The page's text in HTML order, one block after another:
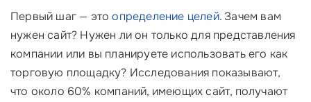
Первый шаг — этоопределение целей. Зачем вам
нужен сайт? Нужен ли он только для представления
компании или вы планируете использовать его как
торговую площадку? Исследования показывают,
что около 60% компаний, имеющих сайт, получают